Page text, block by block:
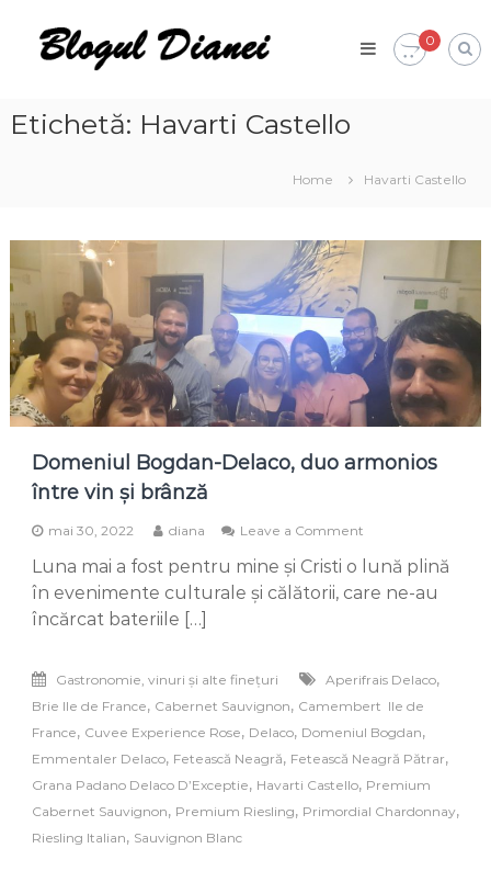
content
Blogul
Dianei
opinie,
călătorii
0
Etichetă: Havarti Castello
Home Havarti Castello
Domeniul Bogdan-Delaco, duo armonios
între vin și brânză
mai 30, 2022 diana Leave a Comment
Bogdan-
Delaco,
și
brânză
Luna mai a fost pentru mine și Cristi o lună plină
în evenimente culturale și călătorii, care ne-au
încărcat bateriile […]
Gastronomie, vinuri și alte finețuri Aperifrais Delaco,
Brie Ile de France, Cabernet Sauvignon, Camembert Ile de
France, Cuvee Experience Rose, Delaco, Domeniul Bogdan,
Emmentaler Delaco, Fetească Neagră, Fetească Neagră Pătrar,
Grana Padano Delaco D’Exceptie, Havarti Castello, Premium
Cabernet Sauvignon, Premium Riesling, Primordial Chardonnay,
Riesling Italian, Sauvignon Blanc